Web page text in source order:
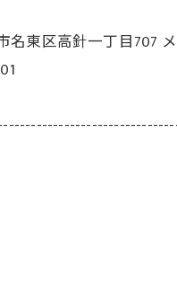
名東区高針一丁目707